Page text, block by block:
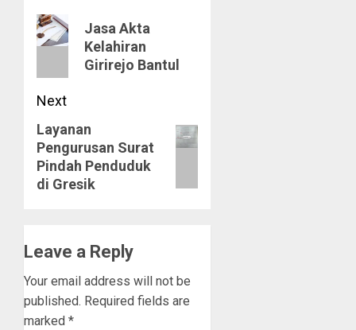
navigation
Previous
post:
Jasa Akta
Kelahiran
Girirejo Bantul
Next
Next
post:
Layanan
Pengurusan Surat
Pindah Penduduk
di Gresik
Leave a Reply
Your email address will not be
published. Required fields are
marked *